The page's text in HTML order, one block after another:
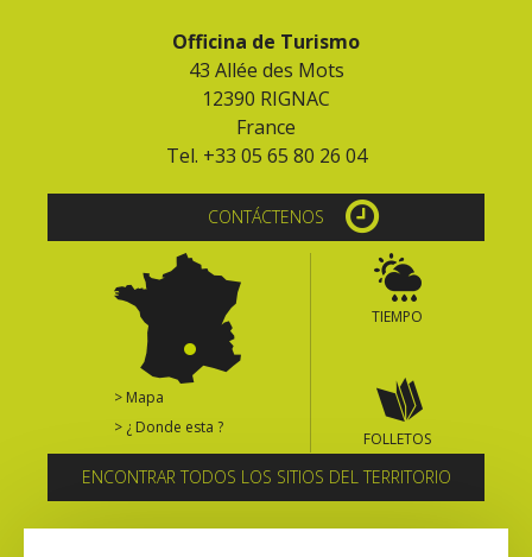
Officina de Turismo
43 Allée des Mots
12390 RIGNAC
France
Tel. +33 05 65 80 26 04
CONTÁCTENOS
> Mapa
> ¿ Donde esta ?
TIEMPO
FOLLETOS
ENCONTRAR TODOS LOS SITIOS DEL TERRITORIO